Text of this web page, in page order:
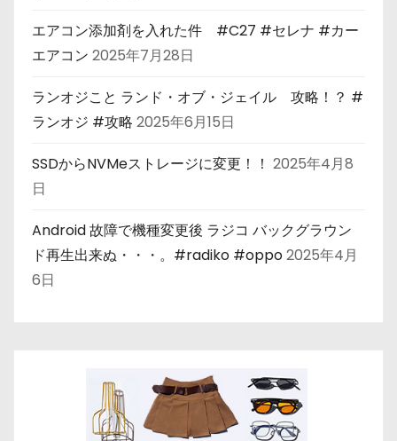
エアコン添加剤を入れた件 #C27 #セレナ #カー
エアコン 2025年7月28日
ランオジこと ランド・オブ・ジェイル 攻略！？ #
ランオジ #攻略 2025年6月15日
SSDからNVMeストレージに変更！！ 2025年4月8
日
Android 故障で機種変更後 ラジコ バックグラウン
ド再生出来ぬ・・・。#radiko #oppo2025年4月
6日